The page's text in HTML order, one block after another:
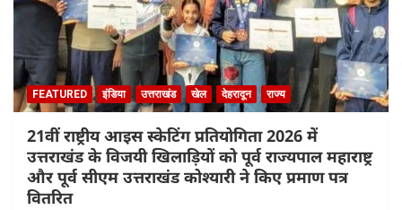
FEATURED इंडिया उत्तराखंड खेल देहरादून राज्य
21वीं राष्ट्रीय आइस स्केटिंग प्रतियोगिता 2026 में
उत्तराखंड के विजयी खिलाड़ियों को पूर्व राज्यपाल महाराष्ट्र
और पूर्व सीएम उत्तराखंड कोश्यारी ने किए प्रमाण पत्र
वितरित